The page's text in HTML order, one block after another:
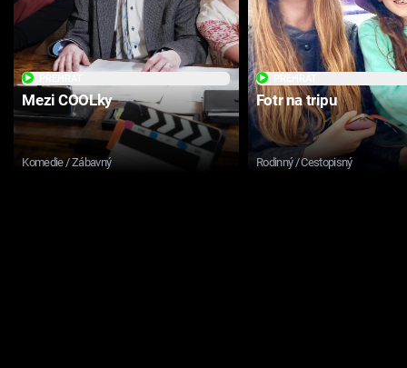
Mezi COOLky
Komedie / Zábavný
Fotr na tripu
Rodinný / Cestopisný